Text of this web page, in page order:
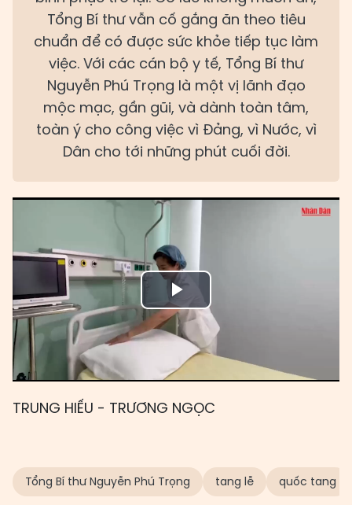
Tổng Bí thư vẫn cố gắng ăn theo tiêu
chuẩn để có được sức khỏe tiếp tục làm
việc. Với các cán bộ y tế, Tổng Bí thư
Nguyễn Phú Trọng là một vị lãnh đạo
mộc mạc, gần gũi, và dành toàn tâm,
toàn ý cho công việc vì Đảng, vì Nước, vì
Dân cho tới những phút cuối đời.
Play
Video
TRUNG HIẾU - TRƯƠNG NGỌC
Tổng Bí thư Nguyễn Phú Trọng tang lễ quốc tang